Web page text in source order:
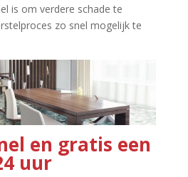
is om verdere schade te
zo snel mogelijk te
en gratis een
uur